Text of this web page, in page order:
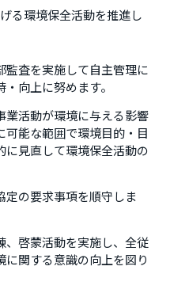
る環境保全活動を推進し
監査を実施して自主管理に
向上に努めます。
業活動が環境に与える影響
能な範囲で環境目的・目
見直して環境保全活動の
定の要求事項を順守しま
、啓蒙活動を実施し、全従
関する意識の向上を図り